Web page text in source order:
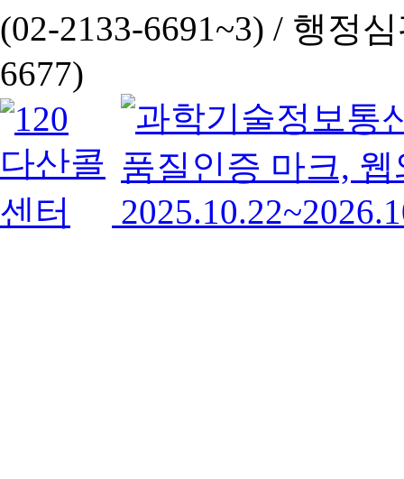
(02-2133-6691~3) / 행정심
6677)